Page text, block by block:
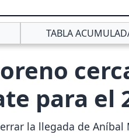
TABLA
para el
la llegada de